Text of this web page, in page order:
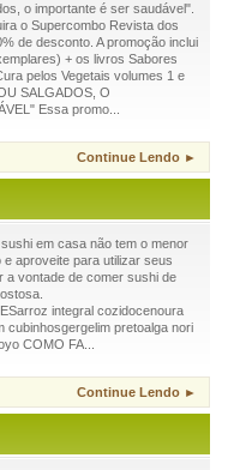
o importante é ser saudável".
o Supercombo Revista dos
de desconto. A promoção inclui
+ os livros Sabores
pelos Vegetais volumes 1 e
SALGADOS, O
Essa promo...
Continue Lendo ►
em casa não tem o menor
aproveite para utilizar seus
a vontade de comer sushi de
integral cozidocenoura
cubinhosgergelim pretoalga nori
COMO FA...
Continue Lendo ►